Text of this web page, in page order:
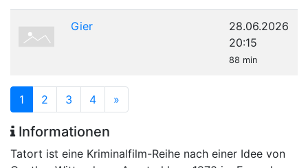
Gier
28.06.2026
20:15
88 min
1 2 3 4 »
Informationen
Tatort ist eine Kriminalfilm-Reihe nach einer Idee von